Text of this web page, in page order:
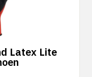
Latex Lite